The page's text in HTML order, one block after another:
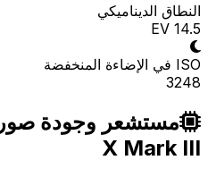
النطاق الديناميكي
14.5 EV
ISO في الإضاءة المنخفضة
3248
X Mark III